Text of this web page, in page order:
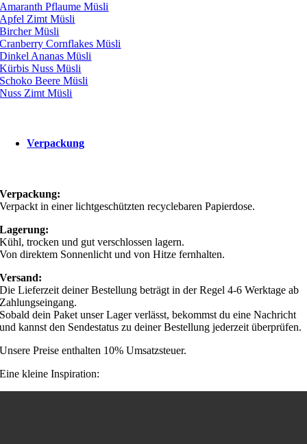
Amaranth Pflaume Müsli
Apfel Zimt Müsli
Bircher Müsli
Cranberry Cornflakes Müsli
Dinkel Ananas Müsli
Kürbis Nuss Müsli
Schoko Beere Müsli
Nuss Zimt Müsli
Verpackung
Verpackung:
Verpackt in einer lichtgeschützten recyclebaren Papierdose.
Lagerung:
Kühl, trocken und gut verschlossen lagern.
Von direktem Sonnenlicht und von Hitze fernhalten.
Versand:
Die Lieferzeit deiner Bestellung beträgt in der Regel 4-6 Werktage ab
Zahlungseingang.
Sobald dein Paket unser Lager verlässt, bekommst du eine Nachricht
und kannst den Sendestatus zu deiner Bestellung jederzeit überprüfen.
Unsere Preise enthalten 10% Umsatzsteuer.
Eine kleine Inspiration: